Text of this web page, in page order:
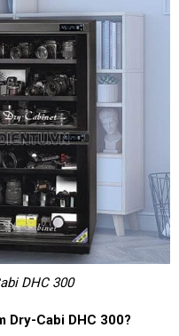
DHC 300
Dry-Cabi DHC 300?